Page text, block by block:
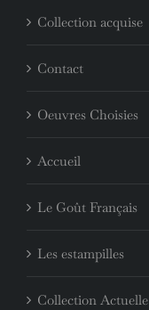
Collection acquise
Contact
Oeuvres Choisies
Accueil
Le Goût Français
Les estampilles
Collection Actuelle